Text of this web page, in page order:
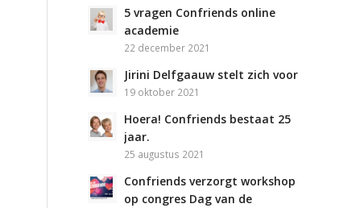
5 vragen Confriends online
academie
22 december 2021
Jirini Delfgaauw stelt zich voor
19 oktober 2021
Hoera! Confriends bestaat 25
jaar.
25 augustus 2021
Confriends verzorgt workshop
op congres Dag van de